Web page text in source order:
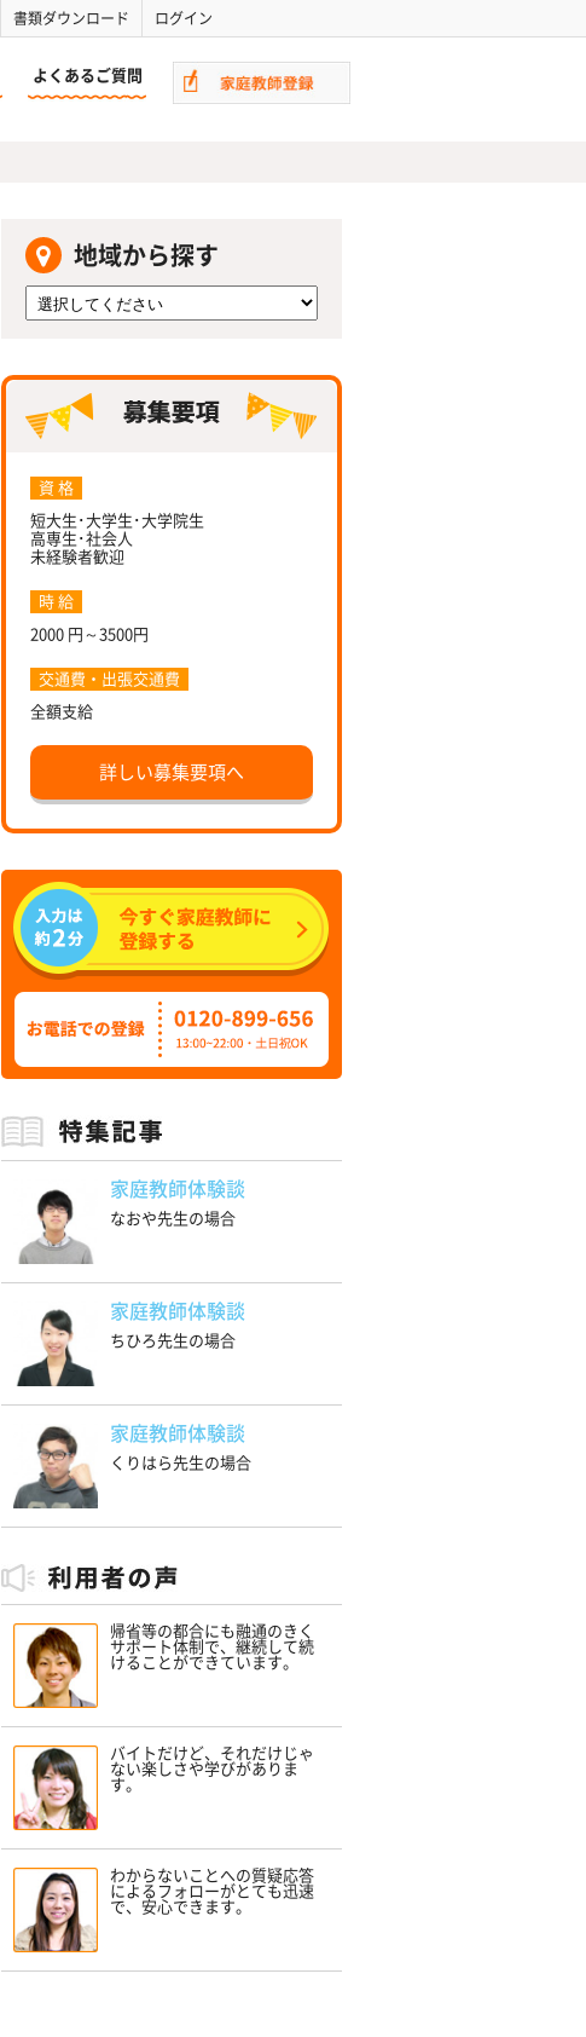
書類ダウンロード ログイン
よくあるご質問
地域から探す
資 格
短大生･大学生･大学院生
高専生･社会人
未経験者歓迎
時 給
2000 円～3500円
交通費・出張交通費
全額支給
詳しい募集要項へ
家庭教師体験談
なおや先生の場合
家庭教師体験談
ちひろ先生の場合
家庭教師体験談
くりはら先生の場合
帰省等の都合にも融通のきく
サポート体制で、継続して続
けることができています。
バイトだけど、それだけじゃ
ない楽しさや学びがありま
す。
わからないことへの質疑応答
によるフォローがとても迅速
で、安心できます。